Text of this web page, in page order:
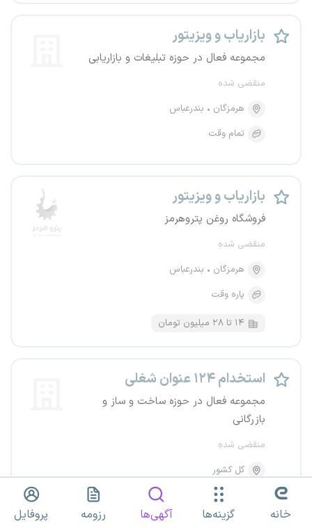
بازاریاب و ویزیتور
مجموعه فعال در حوزه تبلیغات و بازاریابی
منقضی شده
هرمزگان
بندرعباس
تمام وقت
بازاریاب و ویزیتور
فروشگاه روغن پتروهرمز
منقضی شده
هرمزگان
بندرعباس
پاره وقت
۱۴ تا ۲۸ میلیون تومان
استخدام ۱۲۴ عنوان شغلی
مجموعه فعال در حوزه ساخت و ساز و
بازرگانی
منقضی شده
کل کشور
دورکاری
بازاریاب فروش مسلط به زبان (چینی، روسی، ترکی یا
خانه گزینه‌ها آگهی‌ها رزومه پروفایل